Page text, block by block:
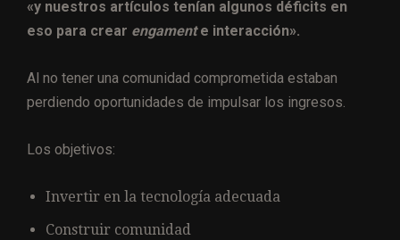
«y nuestros artículos tenían algunos déficits en
eso para crear engamente interacción».
Al no tener una comunidad comprometida estaban
perdiendo oportunidades de impulsar los ingresos.
Los objetivos:
Invertir en la tecnología adecuada
Construir comunidad